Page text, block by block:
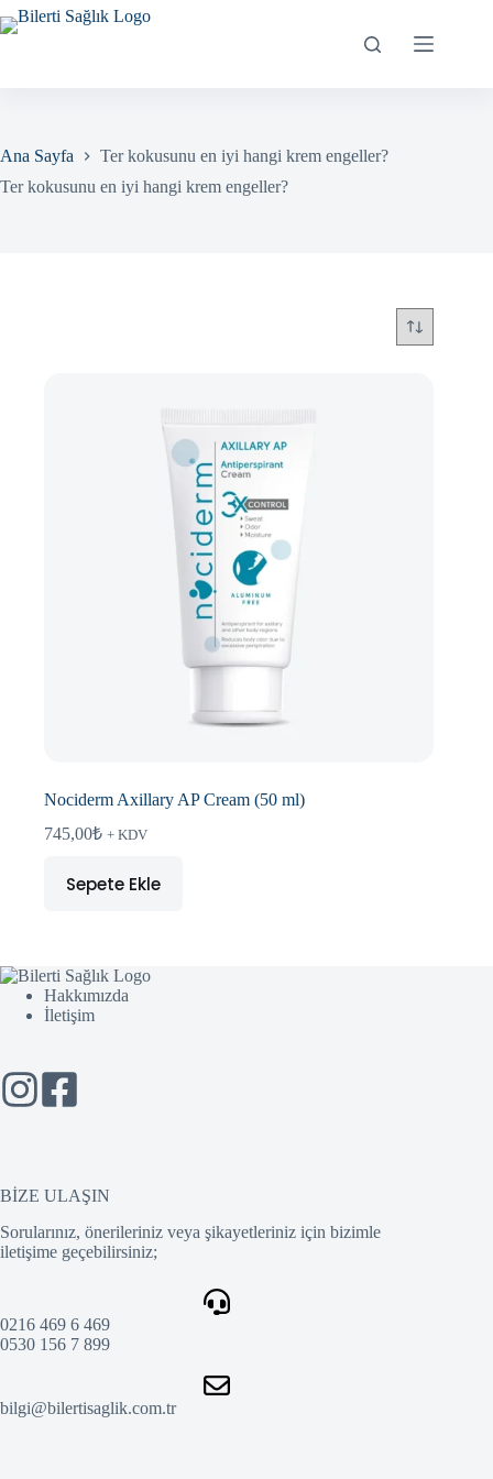
Skip
to
Ana Sayfa
Ter kokusunu en iyi hangi krem engeller?
Ter kokusunu en iyi hangi krem engeller?
Nociderm Axillary AP Cream (50 ml)
745,00₺ + KDV
Sepete Ekle
Hakkımızda
İletişim
BİZE ULAŞIN
Sorularınız, önerileriniz veya şikayetleriniz için bizimle
iletişime geçebilirsiniz;
0216 469 6 469
0530 156 7 899
bilgi@bilertisaglik.com.tr